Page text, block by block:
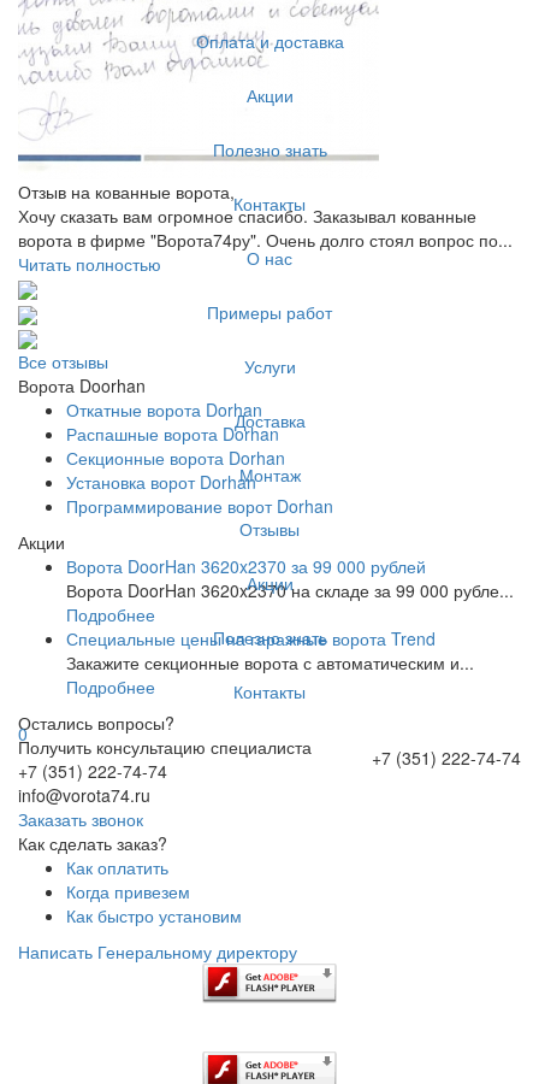
Оплата и доставка
Акции
Полезно знать
Контакты
О нас
Примеры работ
Услуги
Доставка
Монтаж
Отзывы
Акции
Полезно знать
Контакты
0
+7 (351) 222-74-74
Отзыв на кованные ворота,
Хочу сказать вам огромное спасибо. Заказывал кованные
ворота в фирме "Ворота74ру". Очень долго стоял вопрос по...
Читать полностью
Все отзывы
Ворота Doorhan
Откатные ворота Dorhan
Распашные ворота Dorhan
Секционные ворота Dorhan
Установка ворот Dorhan
Программирование ворот Dorhan
Акции
Ворота DoorHan 3620x2370 за 99 000 рублей
Ворота DoorHan 3620x2370 на складе за 99 000 рубле...
Подробнее
Специальные цены на гаражные ворота Trend
Закажите секционные ворота с автоматическим и...
Подробнее
Остались вопросы?
Получить консультацию специалиста
+7 (351) 222-74-74
info@vorota74.ru
Заказать звонок
Как сделать заказ?
Как оплатить
Когда привезем
Как быстро установим
Написать Генеральному директору